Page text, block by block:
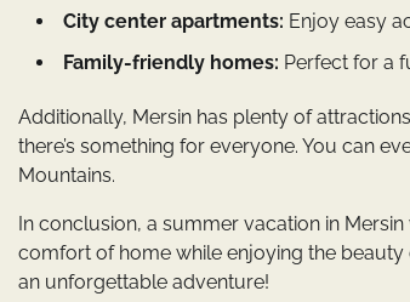
City center apartments: Enjoy easy
Family-friendly homes: Perfect for a
Additionally, Mersin has plenty of
there’s something for everyone. You can
Mountains.
In conclusion, a summer vacation in
comfort of home while enjoying the
an unforgettable adventure!